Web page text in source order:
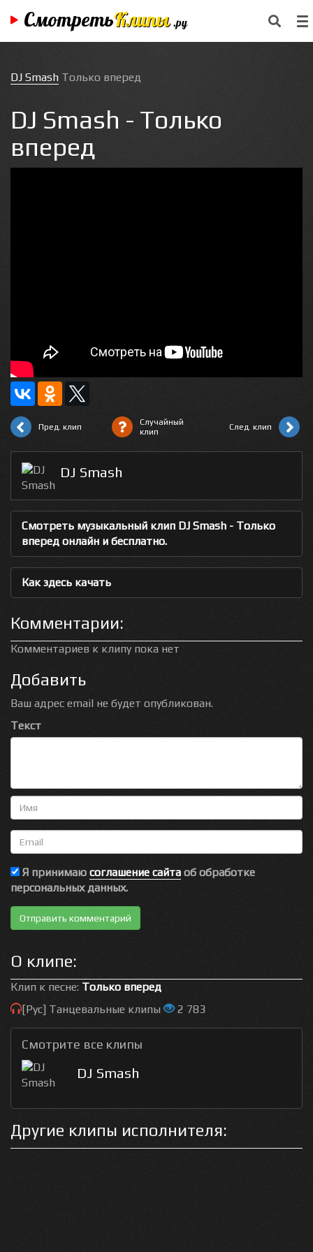
СмотретьКлипы .ру
DJ Smash Только вперед
DJ Smash - Только
вперед
Пред. клип
Случайный
клип
След. клип
DJ Smash
Смотреть музыкальный клип DJ Smash - Только
вперед онлайн и бесплатно.
Как здесь качать
Комментарии:
Комментариев к клипу пока нет
Добавить
Ваш адрес email не будет опубликован.
Текст
Имя
Email
Я принимаю соглашение сайта об обработке
персональных данных.
О клипе:
Клип к песне: Только вперед
[Рус] Танцевальные клипы
2 783
Смотрите все клипы
DJ Smash
Другие клипы исполнителя: